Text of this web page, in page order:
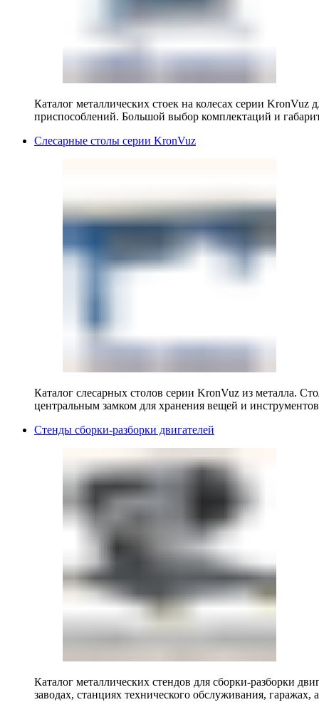
Каталог металлических стоек на колесах серии KronVuz
приспособлений. Большой выбор комплектаций и
Слесарные столы серии KronVuz
Каталог слесарных столов серии KronVuz из металла.
центральным замком для хранения вещей и
Стенды сборки-разборки двигателей
Каталог металлических стендов для сборки-разборки
заводах, станциях технического обслуживания, гаражах,